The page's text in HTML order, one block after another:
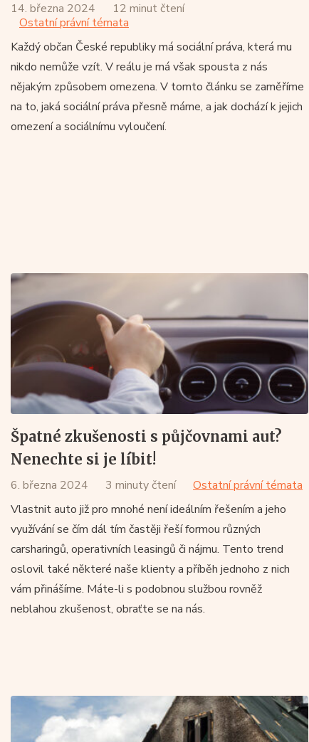
14. března 2024
12 minut čtení
Ostatní právní témata
Každý občan České republiky má sociální práva, která mu
nikdo nemůže vzít. V reálu je má však spousta z nás
nějakým způsobem omezena. V tomto článku se zaměříme
na to, jaká sociální práva přesně máme, a jak dochází k jejich
omezení a sociálnímu vyloučení.
Špatné zkušenosti s půjčovnami aut?
Nenechte si je líbit!
6. března 2024 3 minuty čtení
Ostatní právní témata
Vlastnit auto již pro mnohé není ideálním řešením a jeho
využívání se čím dál tím častěji řeší formou různých
carsharingů, operativních leasingů či nájmu. Tento trend
oslovil také některé naše klienty a příběh jednoho z nich
vám přinášíme. Máte-li s podobnou službou rovněž
neblahou zkušenost, obraťte se na nás.